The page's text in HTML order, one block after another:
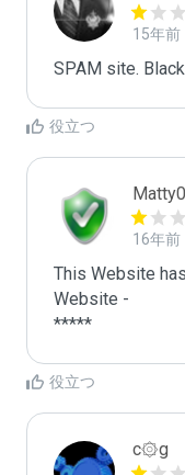
15年前
SPAM site.
役立つ
16年前
This Website
Website -
役立つ
c۞g